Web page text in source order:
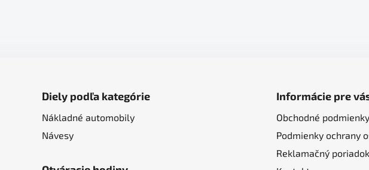
Diely podľa kategórie
Nákladné automobily
Návesy
Informácie pre
Obchodné podmienky
Podmienky ochrany
Reklamačný poriadok